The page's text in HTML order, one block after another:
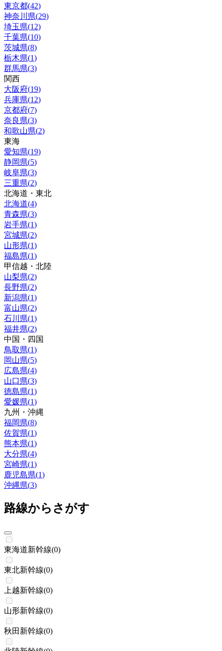
東京都(42)
神奈川県(29)
埼玉県(12)
千葉県(10)
茨城県(8)
栃木県(1)
群馬県(3)
関西
大阪府(19)
兵庫県(12)
京都府(7)
奈良県(3)
和歌山県(2)
東海
愛知県(19)
静岡県(5)
岐阜県(3)
三重県(2)
北海道・東北
北海道(4)
青森県(3)
岩手県(1)
宮城県(2)
山形県(1)
福島県(1)
甲信越・北陸
山梨県(2)
長野県(2)
新潟県(1)
富山県(2)
石川県(1)
福井県(2)
中国・四国
鳥取県(1)
岡山県(5)
広島県(4)
山口県(3)
徳島県(1)
愛媛県(1)
九州・沖縄
福岡県(8)
佐賀県(1)
熊本県(1)
大分県(4)
宮崎県(1)
鹿児島県(1)
沖縄県(3)
路線からさがす
東海道新幹線(0)
東北新幹線(0)
上越新幹線(0)
山形新幹線(0)
秋田新幹線(0)